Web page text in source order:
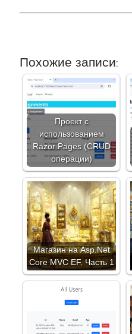
Похожие записи:
Проект с
использованием
Razor Pages (CRUD
операции)
Магазин на Asp.Net
Core MVC EF. Часть 1